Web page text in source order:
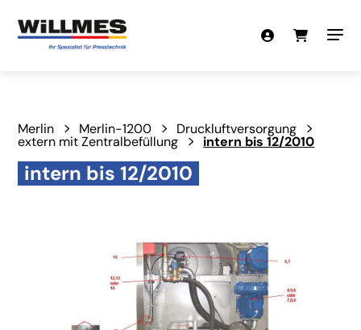
Merlin Merlin-1200 Druckluftversorgung
extern mit Zentralbefüllung intern bis 12/2010
intern bis 12/2010